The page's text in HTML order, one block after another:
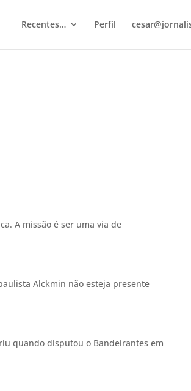
Recentes… Perfil
A missão é ser uma via de
Alckmin não esteja presente
quando disputou o Bandeirantes em